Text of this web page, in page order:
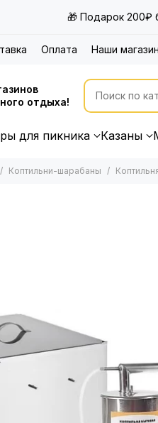
🎁 Подарок 200₽
Оплата Наши
отдыха!
для пикника Казаны
Коптильни-шарабаны